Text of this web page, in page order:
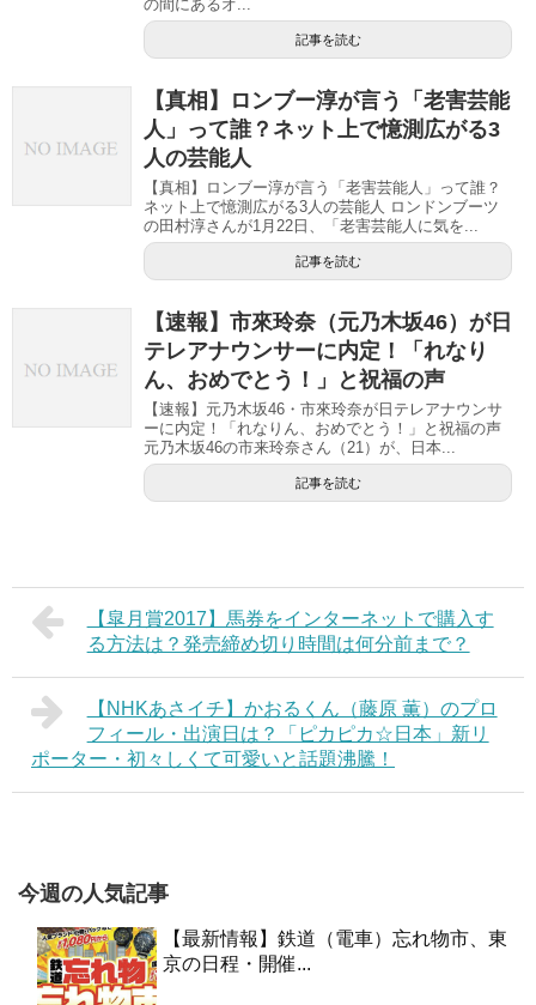
の間にあるオ...
記事を読む
【真相】ロンブー淳が言う「老害芸能
人」って誰？ネット上で憶測広がる3
人の芸能人
【真相】ロンブー淳が言う「老害芸能人」って誰？
ネット上で憶測広がる3人の芸能人 ロンドンブーツ
の田村淳さんが1月22日、「老害芸能人に気を...
記事を読む
【速報】市來玲奈（元乃木坂46）が日
テレアナウンサーに内定！「れなり
ん、おめでとう！」と祝福の声
【速報】元乃木坂46・市來玲奈が日テレアナウンサ
ーに内定！「れなりん、おめでとう！」と祝福の声
元乃木坂46の市来玲奈さん（21）が、日本...
記事を読む
【皐月賞2017】馬券をインターネットで購入す
る方法は？発売締め切り時間は何分前まで？
【NHKあさイチ】かおるくん（藤原 薫）のプロ
フィール・出演日は？「ピカピカ☆日本」新リ
ポーター・初々しくて可愛いと話題沸騰！
今週の人気記事
【最新情報】鉄道（電車）忘れ物市、東
京の日程・開催...